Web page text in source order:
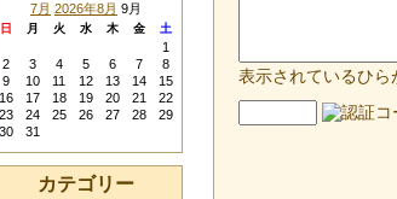
表示されているひ
7月 2026年8月 9月
日 月 火 水 木 金 土
1
2
3 4 5 6 7
8
9
10 11 12 13 14
15
16
17 18 19 20 21
22
23
24 25 26 27 28
29
30
31
カテゴリー